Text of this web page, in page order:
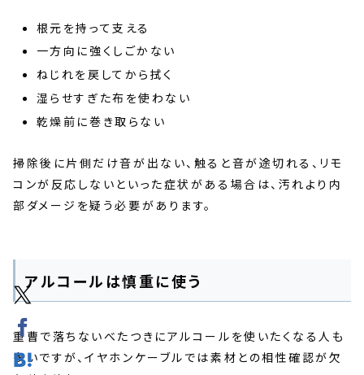
根元を持って支える
一方向に強くしごかない
ねじれを戻してから拭く
湿らせすぎた布を使わない
乾燥前に巻き取らない
掃除後に片側だけ音が出ない、触ると音が途切れる、リモ
コンが反応しないといった症状がある場合は、汚れより内
部ダメージを疑う必要があります。
アルコールは慎重に使う
重曹で落ちないべたつきにアルコールを使いたくなる人も
多いですが、イヤホンケーブルでは素材との相性確認が欠